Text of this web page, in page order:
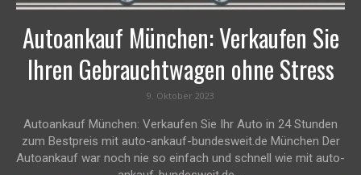
Autoankauf München: Verkaufen Sie
Ihren Gebrauchtwagen ohne Stress
9. Oktober 2023
Autoankauf München: Verkaufen Sie Ihr Auto in 24 Stunden
zum Bestpreis mit auto-ankauf-bundesweit.de München Der
Autoankauf war noch nie so einfach und schnell wie mit auto-